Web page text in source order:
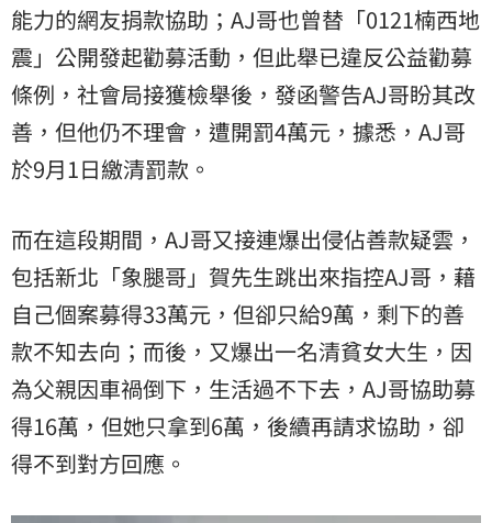
能力的網友捐款協助；AJ哥也曾替「0121楠西地
震」公開發起勸募活動，但此舉已違反公益勸募
條例，社會局接獲檢舉後，發函警告AJ哥盼其改
善，但他仍不理會，遭開罰4萬元，據悉，AJ哥
於9月1日繳清罰款。
而在這段期間，AJ哥又接連爆出侵佔善款疑雲，
包括新北「象腿哥」賀先生跳出來指控AJ哥，藉
自己個案募得33萬元，但卻只給9萬，剩下的善
款不知去向；而後，又爆出一名清貧女大生，因
為父親因車禍倒下，生活過不下去，AJ哥協助募
得16萬，但她只拿到6萬，後續再請求協助，卻
得不到對方回應。